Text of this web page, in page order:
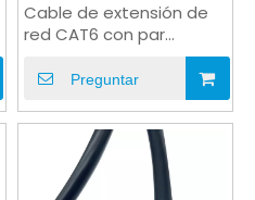
Cable de extensión de
red CAT6 con par
trenzado de cobre y
PVC
Preguntar